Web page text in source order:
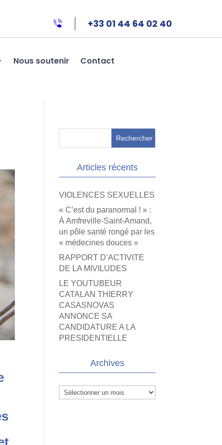
+33 01 44 64 02 40
Nous soutenir Contact
Articles récents
VIOLENCES SEXUELLES
« C’est du paranormal ! » :
À Amfreville-Saint-Amand,
un pôle santé rongé par les
« médecines douces »
RAPPORT D’ACTIVITE
DE LA MIVILUDES
LE YOUTUBEUR
CATALAN THIERRY
CASASNOVAS
ANNONCE SA
CANDIDATURE A LA
PRESIDENTIELLE
Archives
Archives